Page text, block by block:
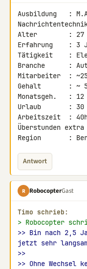
Ausbildung   :
Alter        : 27
Erfahrung    : 3
Tätigkeit    :
Branche      :
Mitarbeiter  :
Gehalt       : ~
Monatsgeh.   : 12
Urlaub       : 30
Arbeitszeit  :
Überstunden extra
Region       :
Antwort
R RobocopterGast
Timo schrieb:
> Robocopter
>> Bin nach 2,5
jetzt sehr
>>
>> Ohne Wechsel